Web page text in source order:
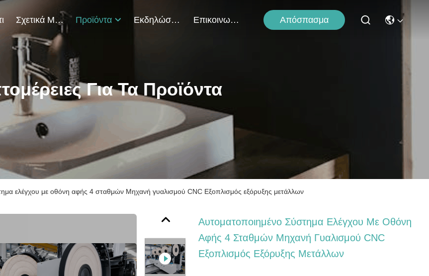
Σχετικά Με Εμάς Προϊόντα Εκδηλώσεις Επικοινωνήστε Μαζί Μας Απόσπασμα
Για Τα Προϊόντα
ελέγχου με οθόνη αφής 4 σταθμών Μηχανή γυαλισμού CNC Εξοπλισμός εξόρυξης μετάλλων
Αυτοματοποιημένο Σύστημα Ελέγχου Με Οθόνη
Αφής 4 Σταθμών Μηχανή Γυαλισμού CNC
Εξοπλισμός Εξόρυξης Μετάλλων